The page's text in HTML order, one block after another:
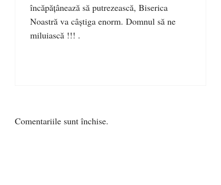
încăpățânează să putrezească, Biserica
Noastră va câștiga enorm. Domnul să ne
miluiască !!! .
Comentariile sunt închise.